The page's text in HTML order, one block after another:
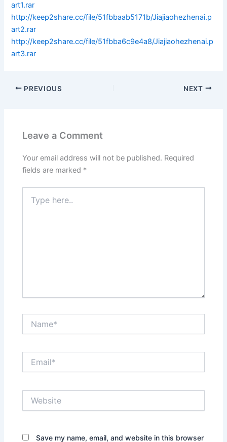
art1.rar
http://keep2share.cc/file/51fbbaab5171b/Jiajiaohezhenai.p
art2.rar
http://keep2share.cc/file/51fbba6c9e4a8/Jiajiaohezhenai.p
art3.rar
PREVIOUS NEXT
Leave a Comment
Your email address will not be published. Required
fields are marked *
here..
Save my name, email, and website in this browser